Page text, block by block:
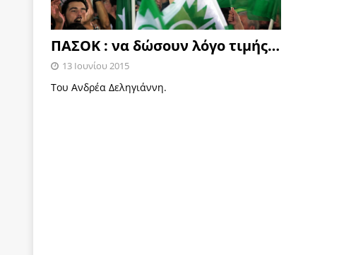
ΠΑΣΟΚ : να δώσουν λόγο τιμής…
13 Ιουνίου 2015
Του Ανδρέα Δεληγιάννη.